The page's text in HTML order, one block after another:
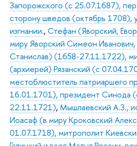
Запорожского (с 25.07.1687),
сторону шведов (октябрь 1708),
изгнании., Стефан (Яворский,
миру Яворский Симеон Иванович,
Станислав) (1658-27.11.1722),
(архиерей) Рязанский (с
местоблюститель патриаршего
16.01.1701), президент Синода
22.11.1721), Мышлаевский А.З.,
Иоасаф (в миру Кроковский
01.07.1718), митрополит